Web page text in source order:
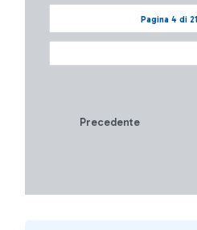
Pagina 4 di 21
Precedente